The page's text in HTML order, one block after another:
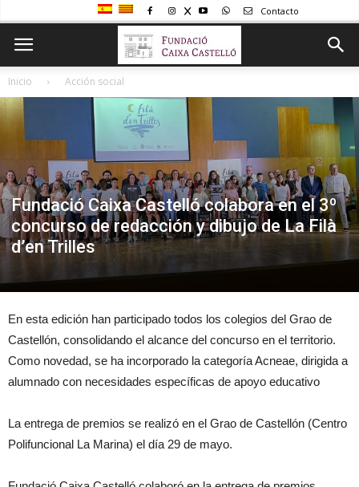
Contacto
Inicio Acción social
Fundació Caixa Castelló colabora en el 3º
concurso de redacción y dibujo de La Filà
d’en Trilles
En esta edición han participado todos los colegios del Grao de
Castellón, consolidando el alcance del concurso en el territorio.
Como novedad, se ha incorporado la categoría Acneae, dirigida a
alumnado con necesidades específicas de apoyo educativo
La entrega de premios se realizó en el Grao de Castellón (Centro
Polifuncional La Marina) el día 29 de mayo.